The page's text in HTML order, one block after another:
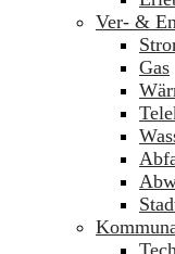
Ver- &
Gas